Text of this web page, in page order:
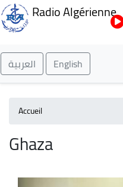
Radio Algérienne
العربية English
Accueil
Ghaza